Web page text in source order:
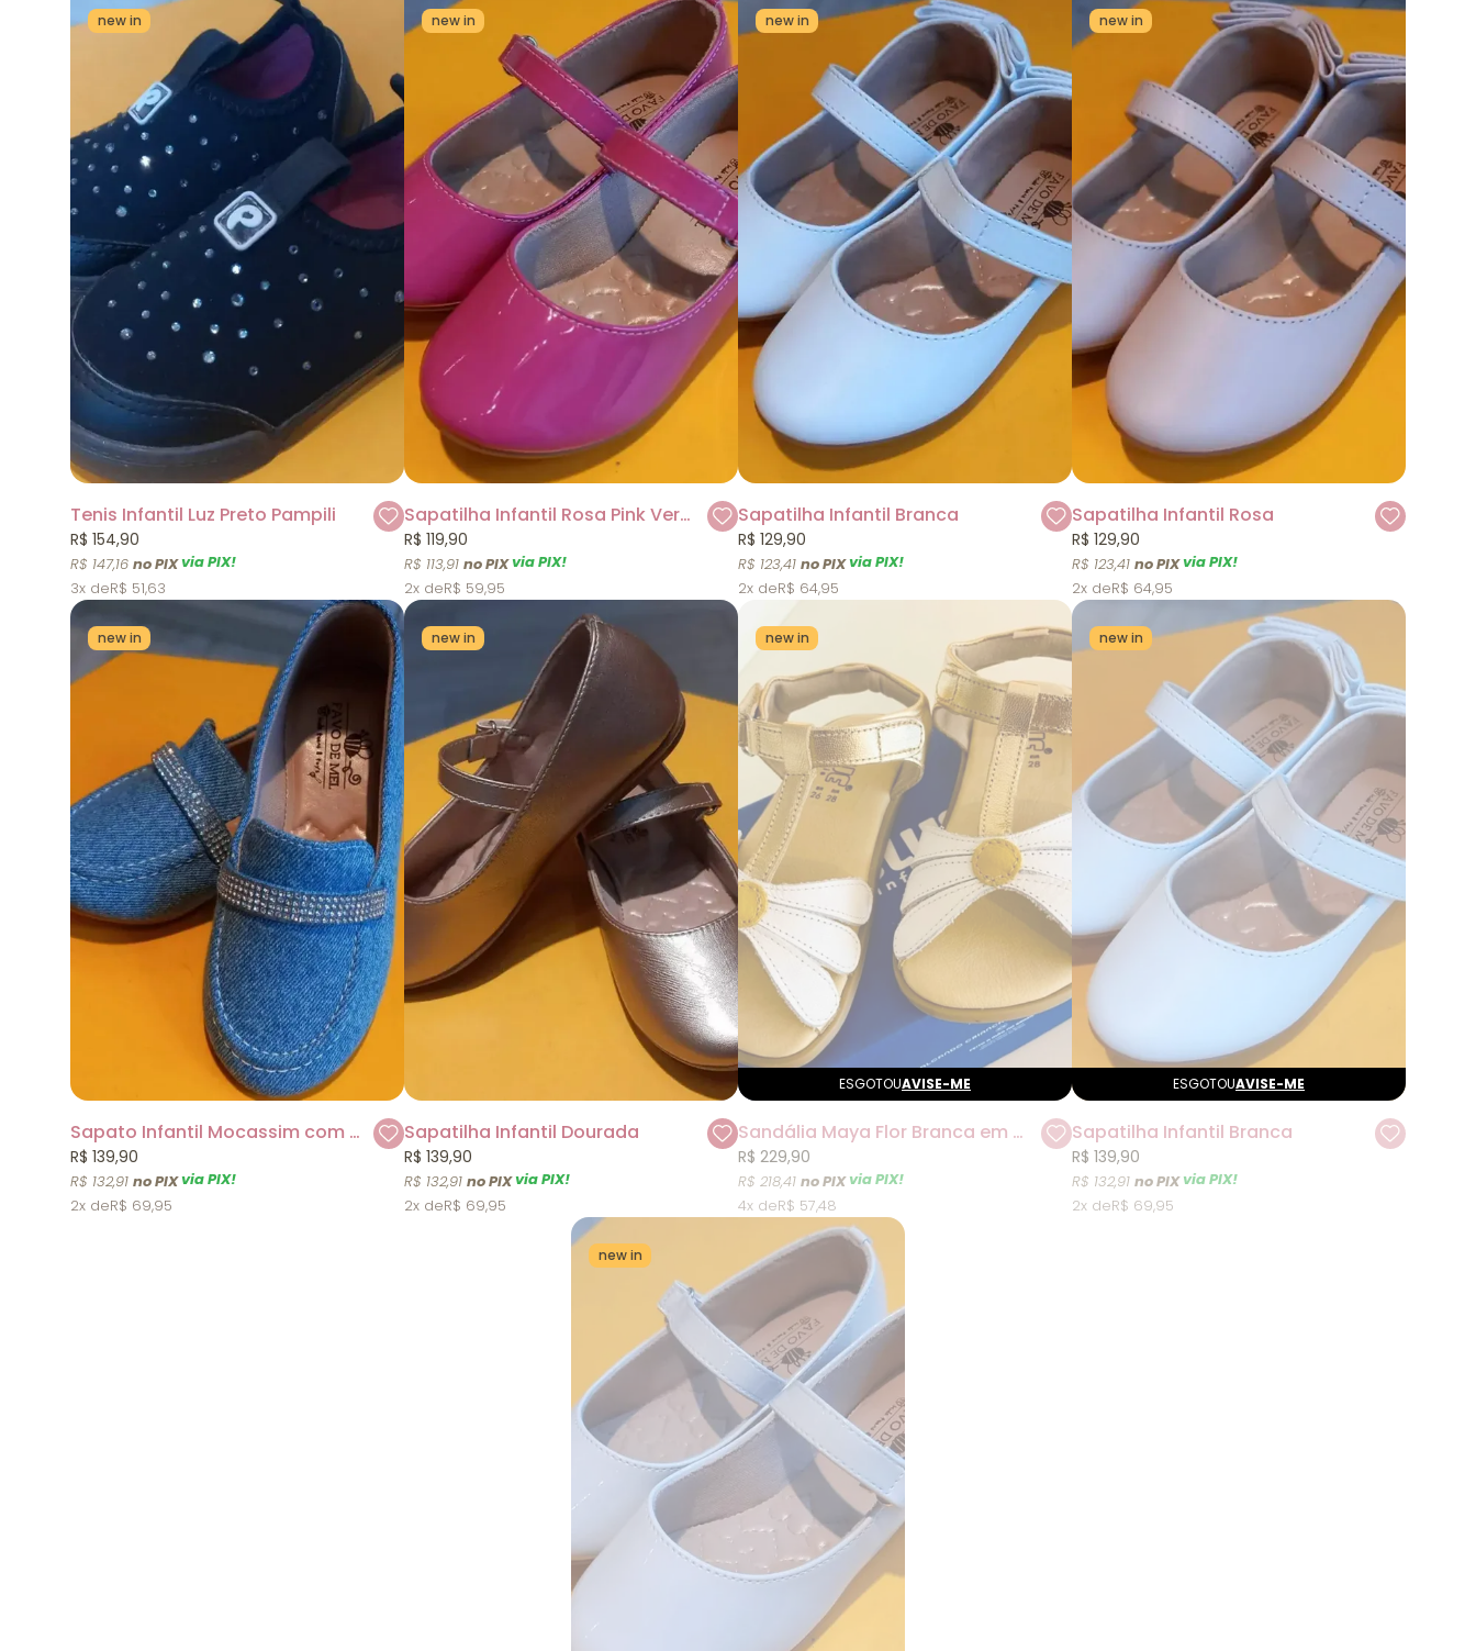
new in
Tenis Infantil Luz Preto Pampili
R$ 147,16 via PIX!
R$ 154,90
3x R$ 51,63
new in
Sapatilha Infantil Rosa Pink Verniz
R$ 113,91 via PIX!
R$ 119,90
2x R$ 59,95
new in
Sapatilha Infantil Branca
R$ 123,41 via PIX!
R$ 129,90
2x R$ 64,95
new in
Sapatilha Infantil Rosa
R$ 123,41 via PIX!
R$ 129,90
2x R$ 64,95
new in
Sapato Infantil Mocassim com Strass
R$ 132,91 via PIX!
R$ 139,90
2x R$ 69,95
new in
Sapatilha Infantil Dourada
R$ 132,91 via PIX!
R$ 139,90
2x R$ 69,95
new in
ESGOTOUAVISE-ME
Sandália Maya Flor Branca em Couro Blue Infantis
R$ 218,41 via PIX!
R$ 229,90
4x R$ 57,48
new in
ESGOTOUAVISE-ME
Sapatilha Infantil Branca
R$ 132,91 via PIX!
R$ 139,90
2x R$ 69,95
new in